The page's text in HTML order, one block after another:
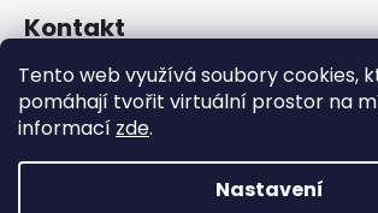
Tento web využívá soubory cookies,
pomáhají tvořit virtuální prostor na
informací zde.
Nastavení
Kontakt
eshop@prosekarna.cz
+420 725 934 543
http://www.facebook.com/Prosekarna
prosekarna/